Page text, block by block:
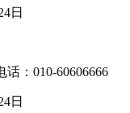
日
：010-60606666
日